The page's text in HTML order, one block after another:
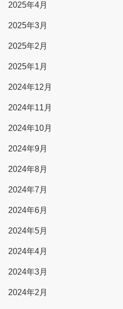
2025年4月
2025年3月
2025年2月
2025年1月
2024年12月
2024年11月
2024年10月
2024年9月
2024年8月
2024年7月
2024年6月
2024年5月
2024年4月
2024年3月
2024年2月